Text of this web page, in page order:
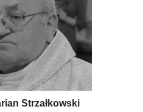
Strzałkowski